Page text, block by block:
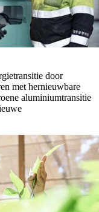
door
met hernieuwbare
aluminiumtransitie